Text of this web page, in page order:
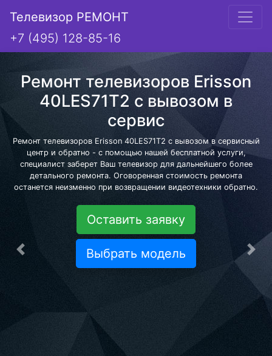
Телевизор РЕМОНТ
+7 (495) 128-85-16
Ремонт телевизоров Erisson
40LES71T2 с вывозом в
сервис
Ремонт телевизоров Erisson 40LES71T2 с вывозом в сервисный
центр и обратно - с помощью нашей бесплатной услуги,
специалист заберет Ваш телевизор для дальнейшего более
детального ремонта. Оговоренная стоимость ремонта
останется неизменно при возвращении видеотехники обратно.
Оставить заявку
Выбрать модель
Предыдущая